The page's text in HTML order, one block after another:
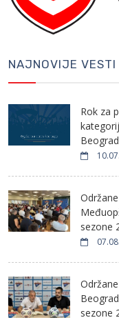
NAJNOVIJE VESTI
Rok za
sezone
sezone